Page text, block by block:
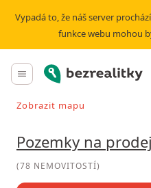
Vypadá to, že náš server
funkce webu mohou
Hlavní menu
Bezrealitky
Vyhledávat
Zobrazit mapu
Pozemky na prodej
(78 NEMOVITOSTÍ)